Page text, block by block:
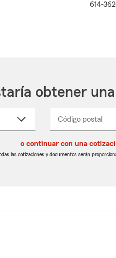
614-
obtener
Código postal
de
de
_____
o continuar con una
las cotizaciones y documentos serán